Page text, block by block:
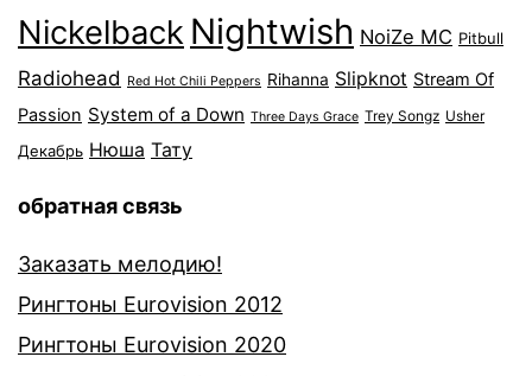
Nickelback Nightwish NoiZe MC Pitbull
Radiohead Red Hot Chili Peppers Rihanna Slipknot Stream Of
Passion System of a Down Three Days Grace Trey Songz Usher
Декабрь Нюша Тату
обратная связь
Заказать мелодию!
Рингтоны Eurovision 2012
Рингтоны Eurovision 2020